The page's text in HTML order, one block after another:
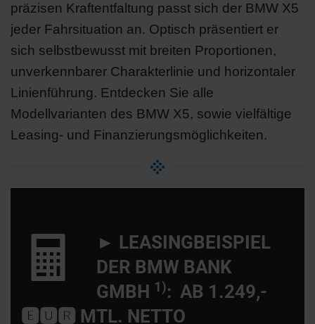
präzisen Kraftentfaltung passt sich der BMW X5
jeder Fahrsituation an. Optisch präsentiert er
sich selbstbewusst mit breiten Proportionen,
unverkennbarer Charakterlinie und horizontaler
Linienführung. Entdecken Sie alle
Modellvarianten des BMW X5, sowie vielfältige
Leasing- und Finanzierungsmöglichkeiten.
► LEASINGBEISPIEL
DER BMW BANK
GMBH 1): AB 1.249,-
🅴🆄🆁 MTL. NETTO